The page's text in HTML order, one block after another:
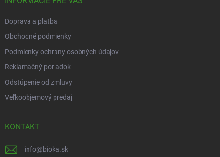
Doprava a platba
Obchodné podmienky
Podmienky ochrany osobných údajov
Reklamačný poriadok
Odstúpenie od zmluvy
Veľkoobjemový predaj
KONTAKT
info@bioka.sk